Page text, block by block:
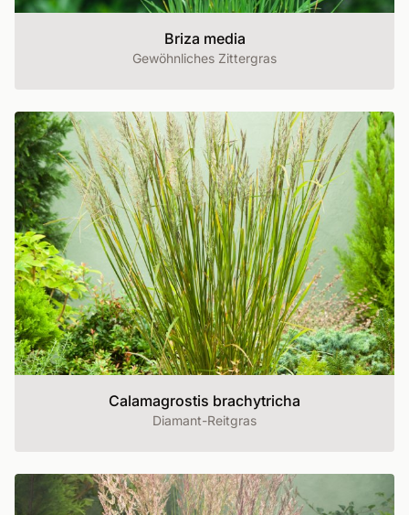
Briza media
Gewöhnliches Zittergras
Calamagrostis brachytricha
Diamant-Reitgras